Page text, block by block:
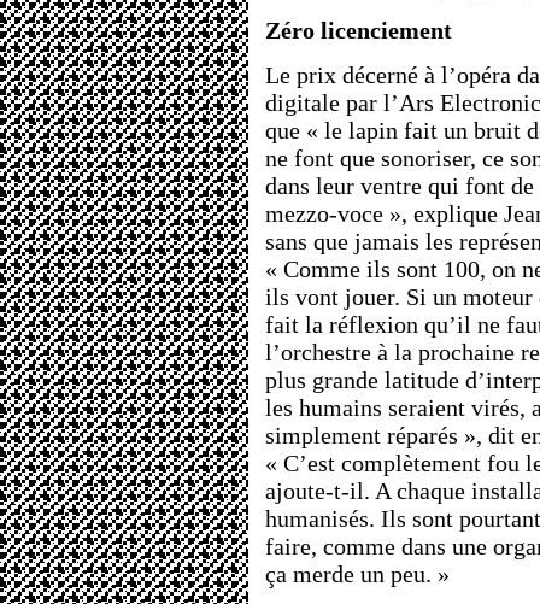
Zéro licenciement
Le prix décerné à l’opéra
digitale par l’Ars
que « le lapin fait un bruit
ne font que sonoriser, ce
dans leur ventre qui font
mezzo-voce », explique
sans que jamais les
« Comme ils sont 100, on
ils vont jouer. Si un moteur
fait la réflexion qu’il ne
l’orchestre à la prochaine
plus grande latitude
les humains seraient virés,
simplement réparés », dit
« C’est complètement fou
ajoute-t-il. A chaque
humanisés. Ils sont
faire, comme dans une
ça merde un peu. »